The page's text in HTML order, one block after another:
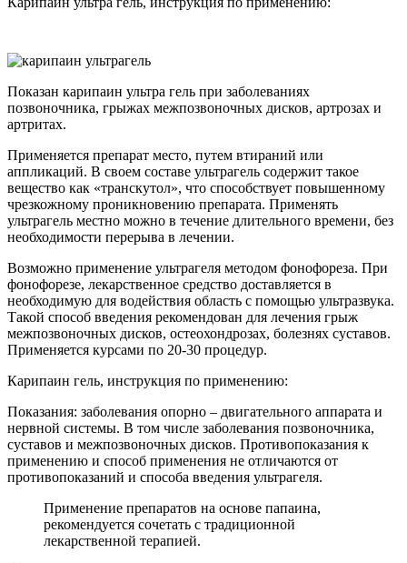
Показан карипаин ультра гель при заболеваниях
позвоночника, грыжах межпозвоночных дисков, артрозах и
артритах.
Применяется препарат место, путем втираний или
аппликаций. В своем составе ультрагель содержит такое
вещество как «транскутол», что способствует повышенному
чрезкожному проникновению препарата. Применять
ультрагель местно можно в течение длительного времени, без
необходимости перерыва в лечении.
Возможно применение ультрагеля методом фонофореза. При
фонофорезе, лекарственное средство доставляется в
необходимую для водействия область с помощью ультразвука.
Такой способ введения рекомендован для лечения грыж
межпозвоночных дисков, остеохондрозах, болезнях суставов.
Применяется курсами по 20-30 процедур.
Карипаин гель, инструкция по применению:
Показания: заболевания опорно – двигательного аппарата и
нервной системы. В том числе заболевания позвоночника,
суставов и межпозвоночных дисков. Противопоказания к
применению и способ применения не отличаются от
противопоказаний и способа введения ультрагеля.
Применение препаратов на основе папаина,
рекомендуется сочетать с традиционной
лекарственной терапией.